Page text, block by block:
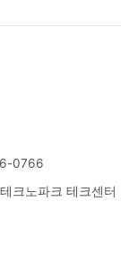
0766
크노파크 테크센터